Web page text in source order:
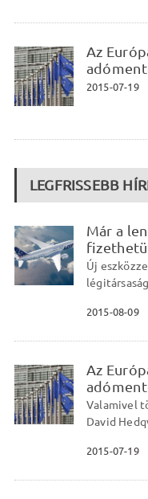
Az
2015-07-19
LEGFRISSEBB
Már a
Új
2015-08-09
Az
Valamivel
David
2015-07-19